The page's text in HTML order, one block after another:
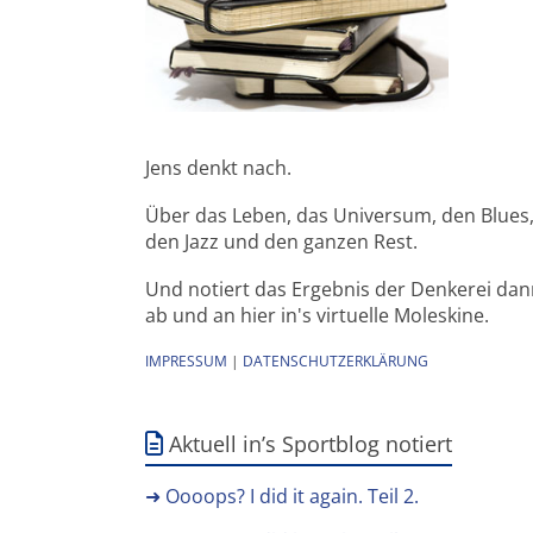
Jens denkt nach.
Über das Leben, das Universum, den Blues,
den Jazz und den ganzen Rest.
Und notiert das Ergebnis der Denkerei
ab und an hier in's virtuelle Moleskine.
IMPRESSUM | DATENSCHUTZERKLÄRUNG
Aktuell in’s Sportblog notiert
➜ Oooops? I did it again. Teil 2.